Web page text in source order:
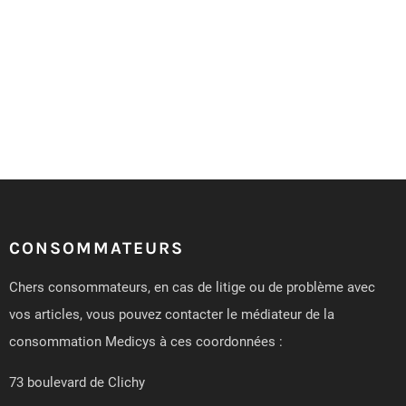
CONSOMMATEURS
Chers consommateurs, en cas de litige ou de problème avec
vos articles, vous pouvez contacter le médiateur de la
consommation Medicys à ces coordonnées :
73 boulevard de Clichy